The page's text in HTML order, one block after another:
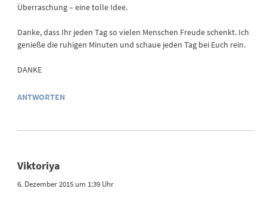
Überraschung – eine tolle Idee.
Danke, dass Ihr jeden Tag so vielen Menschen Freude schenkt. Ich
genieße die ruhigen Minuten und schaue jeden Tag bei Euch rein.
DANKE
ANTWORTEN
Viktoriya
6. Dezember 2015 um 1:39 Uhr